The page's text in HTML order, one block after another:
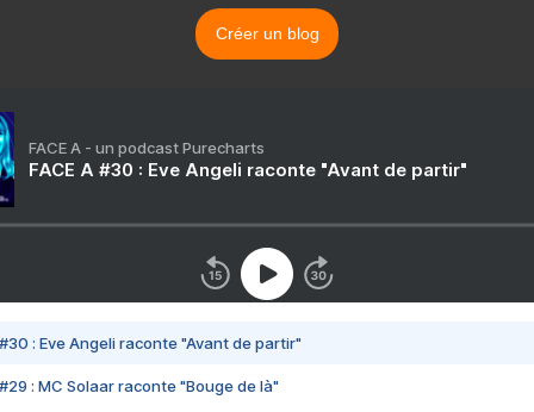
Créer un blog
FACE A - un podcast Purecharts
FACE A #30 : Eve Angeli raconte "Avant de partir"
#30 : Eve Angeli raconte "Avant de partir"
#29 : MC Solaar raconte "Bouge de là"